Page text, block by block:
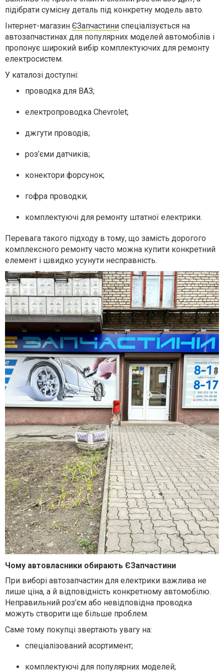
підібрати сумісну деталь під конкретну модель авто.
Інтернет-магазин ЄЗапчастини спеціалізується на
автозапчастинах для популярних моделей автомобілів і
пропонує широкий вибір комплектуючих для ремонту
електросистем.
У каталозі доступні:
проводка для ВАЗ;
електропроводка Chevrolet;
джгути проводів;
роз’єми датчиків;
конектори форсунок;
гофра проводки;
комплектуючі для ремонту штатної електрики.
Перевага такого підходу в тому, що замість дорогого
комплексного ремонту часто можна купити конкретний
елемент і швидко усунути несправність.
Чому автовласники обирають ЄЗапчастини
При виборі автозапчастин для електрики важлива не
лише ціна, а й відповідність конкретному автомобілю.
Неправильний роз’єм або невідповідна проводка
можуть створити ще більше проблем.
Саме тому покупці звертають увагу на:
спеціалізований асортимент;
комплектуючі для популярних моделей;